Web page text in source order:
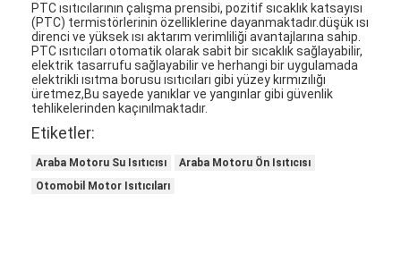
Depolama pil şarj cihazları
Motor Isıtıcı Kablosu
Motor ısıtma fişleri
PTC ısıtıcılarının çalışma prensibi, pozitif sıcaklık katsayısı
(PTC) termistörlerinin özelliklerine dayanmaktadır.düşük ısı
direnci ve yüksek ısı aktarım verimliliği avantajlarına sahip.
PTC ısıtıcıları otomatik olarak sabit bir sıcaklık sağlayabilir,
elektrik tasarrufu sağlayabilir ve herhangi bir uygulamada
elektrikli ısıtma borusu ısıtıcıları gibi yüzey kırmızılığı
üretmez,Bu sayede yanıklar ve yangınlar gibi güvenlik
tehlikelerinden kaçınılmaktadır.
Etiketler:
Araba Motoru Su Isıtıcısı
Araba Motoru Ön Isıtıcısı
Otomobil Motor Isıtıcıları